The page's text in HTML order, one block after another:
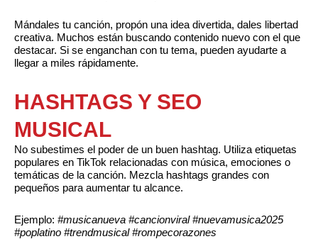
Mándales tu canción, propón una idea divertida, dales libertad
creativa. Muchos están buscando contenido nuevo con el que
destacar. Si se enganchan con tu tema, pueden ayudarte a
llegar a miles rápidamente.
HASHTAGS Y SEO
MUSICAL
No subestimes el poder de un buen hashtag. Utiliza etiquetas
populares en TikTok relacionadas con música, emociones o
temáticas de la canción. Mezcla hashtags grandes con
pequeños para aumentar tu alcance.
Ejemplo: #musicanueva #cancionviral #nuevamusica2025
#poplatino #trendmusical #rompecorazones